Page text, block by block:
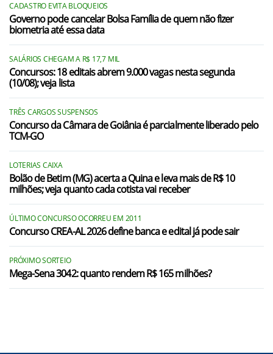
CADASTRO EVITA BLOQUEIOS
Governo pode cancelar Bolsa Família de quem não fizer
biometria até essa data
SALÁRIOS CHEGAM A R$ 17,7 MIL
Concursos: 18 editais abrem 9.000 vagas nesta segunda
(10/08); veja lista
TRÊS CARGOS SUSPENSOS
Concurso da Câmara de Goiânia é parcialmente liberado pelo
TCM-GO
LOTERIAS CAIXA
Bolão de Betim (MG) acerta a Quina e leva mais de R$ 10
milhões; veja quanto cada cotista vai receber
ÚLTIMO CONCURSO OCORREU EM 2011
Concurso CREA-AL 2026 define banca e edital já pode sair
PRÓXIMO SORTEIO
Mega-Sena 3042: quanto rendem R$ 165 milhões?